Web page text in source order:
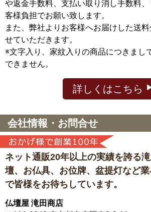
や返金手数料、支払い取り消し手数料
客様負担でお願い致します。
また、弊社よりお客様へお届けした送
せていただきます。
※文字入り、家紋入りの商品につきまし
できません。
詳しくはこちら
会社情報・お問合せ
ネット通販20年以上の実績を誇る滝
壇、お仏具、お位牌、盆提灯など業
で皆様をお待ちしています。
仏壇屋 滝田商店